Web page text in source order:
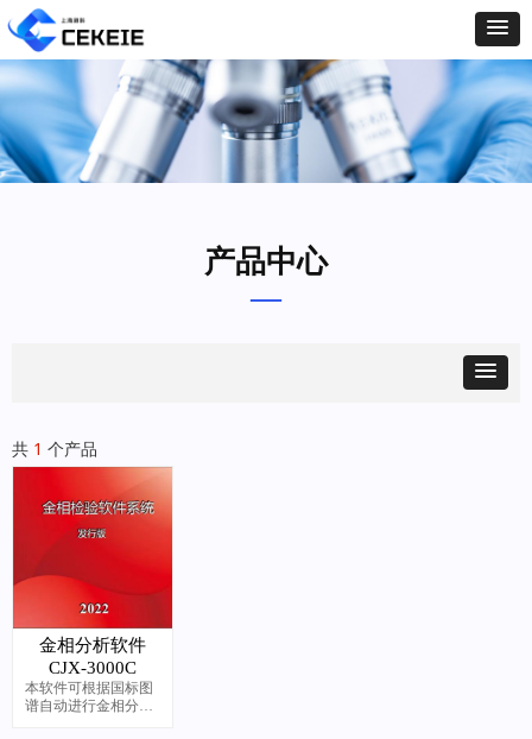
产品中心
—
共 1 个产品
金相分析软件
CJX-3000C
本软件可根据国标图
谱自动进行金相分析